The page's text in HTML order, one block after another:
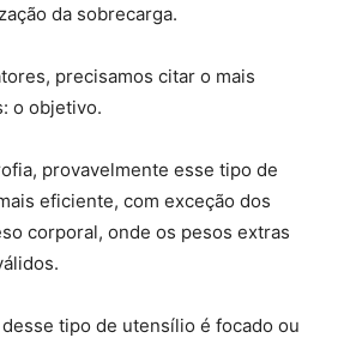
da sobrecarga.
precisamos citar o mais
o objetivo.
provavelmente esse tipo de
eficiente, com exceção dos
corporal, onde os pesos extras
tipo de utensílio é focado ou